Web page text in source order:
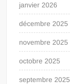
janvier 2026
décembre 2025
novembre 2025
octobre 2025
septembre 2025